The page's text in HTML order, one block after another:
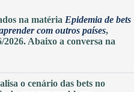
na matéria Epidemia de bets
com outros países,
Abaixo a conversa na
o cenário das bets no